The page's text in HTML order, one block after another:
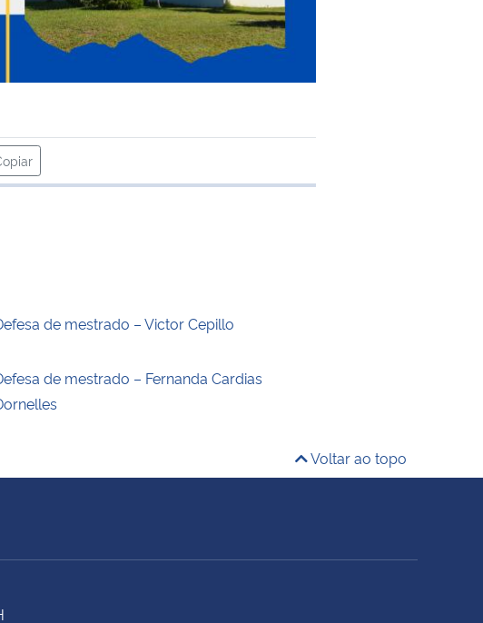
para área de transferência
de mestrado – Victor Cepillo
de mestrado – Fernanda Cardias
Voltar ao topo